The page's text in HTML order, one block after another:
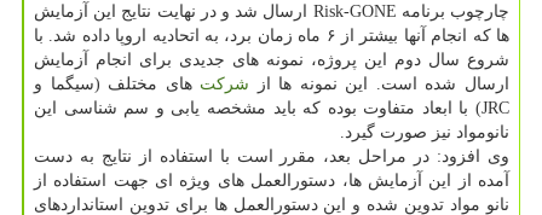
چارچوب برنامه Risk-GONE ارسال شد و در نهایت نتایج این آزمایش
ها كه انجام آنها بیشتر از ۶ ماه زمان برد، به اتحادیه اروپا داده شد. با
شروع سال دوم این پروژه، نمونه های جدیدی برای انجام آزمایش
ارسال شده است. این نمونه ها از شركت های مختلف (سیگما و
JRC) با ابعاد متفاوت بوده كه باید مشخصه یابی و سم شناسی این
نانومواد نیز صورت گیرد.
وی افزود: در مراحل بعد، مقرر است با استفاده از نتایج به دست
آمده از این آزمایش ها، دستورالعمل های ویژه ای جهت استفاده از
نانو مواد تدوین شده و این دستورالعمل ها برای تدوین استانداردهای